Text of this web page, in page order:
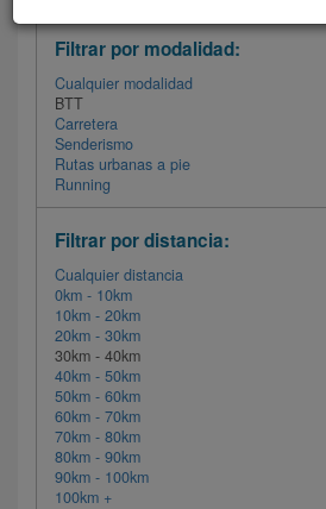
Filtrar por modalidad:
Cualquier modalidad
BTT
Carretera
Senderismo
Rutas urbanas a pie
Running
Filtrar por distancia:
Cualquier distancia
0km - 10km
10km - 20km
20km - 30km
30km - 40km
40km - 50km
50km - 60km
60km - 70km
70km - 80km
80km - 90km
90km - 100km
100km +